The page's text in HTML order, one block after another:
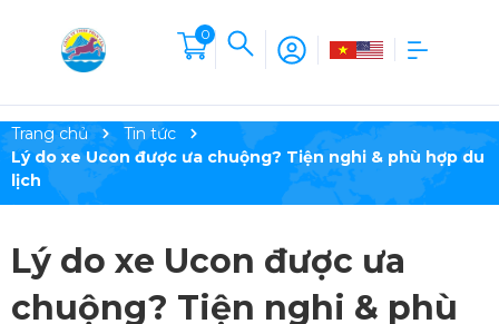
0
Trang chủ
Tin tức
Lý do xe Ucon được ưa chuộng? Tiện nghi & phù hợp du
lịch
Lý do xe Ucon được ưa
chuộng? Tiện nghi & phù